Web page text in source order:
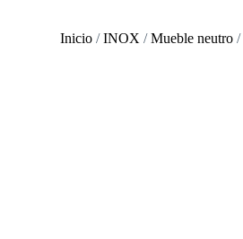
Inicio /INOX /Mueble neutro /